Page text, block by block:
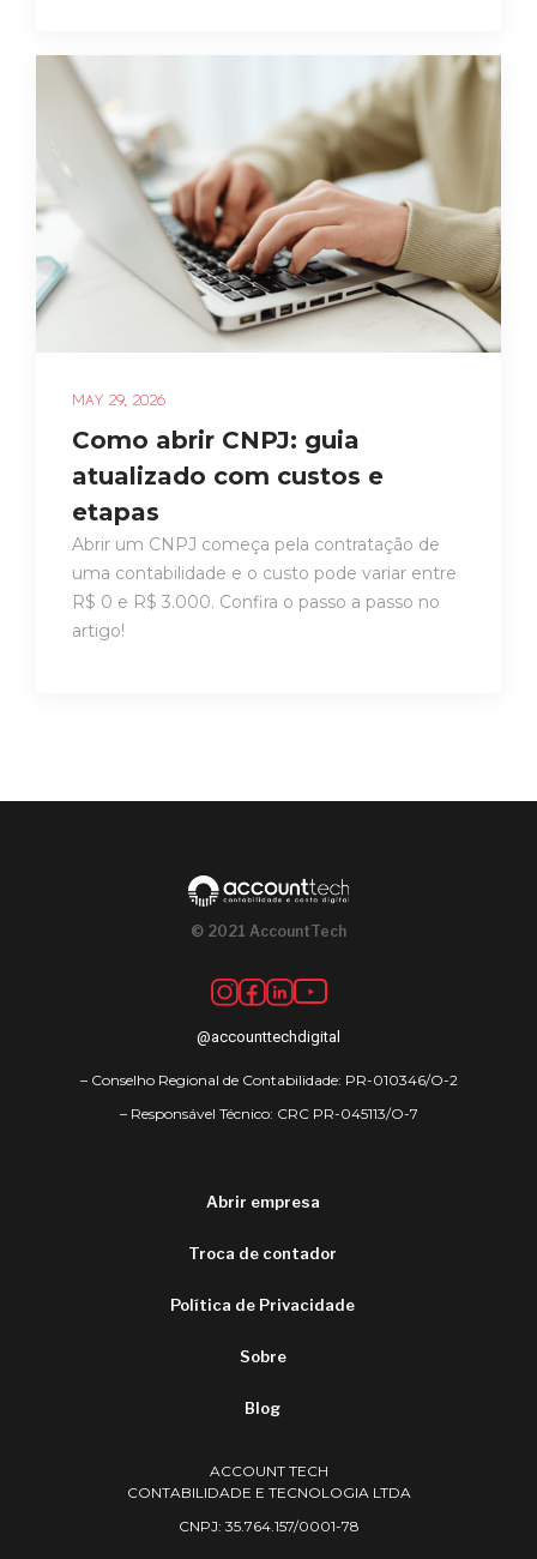
MAY 29, 2026
Como abrir CNPJ: guia
atualizado com custos e
etapas
Abrir um CNPJ começa pela contratação de
uma contabilidade e o custo pode variar entre
R$ 0 e R$ 3.000. Confira o passo a passo no
artigo!
© 2021 AccountTech
@accounttechdigital
– Conselho Regional de Contabilidade: PR-010346/O-2
– Responsável Técnico: CRC PR-045113/O-7
Abrir empresa
Troca de contador
Política de Privacidade
Sobre
Blog
ACCOUNT TECH
CONTABILIDADE E TECNOLOGIA LTDA
CNPJ: 35.764.157/0001-78